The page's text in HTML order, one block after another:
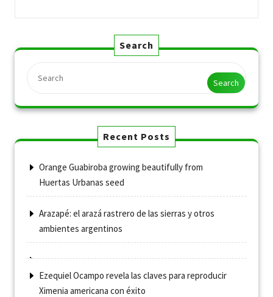
Search
Search
Recent Posts
Orange Guabiroba growing beautifully from
Huertas Urbanas seed
Arazapé: el arazá rastrero de las sierras y otros
ambientes argentinos
Ezequiel Ocampo revela las claves para reproducir
Ximenia americana con éxito